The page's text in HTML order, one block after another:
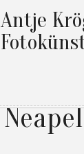
Antje